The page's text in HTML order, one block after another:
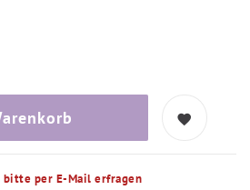
per E-Mail erfragen